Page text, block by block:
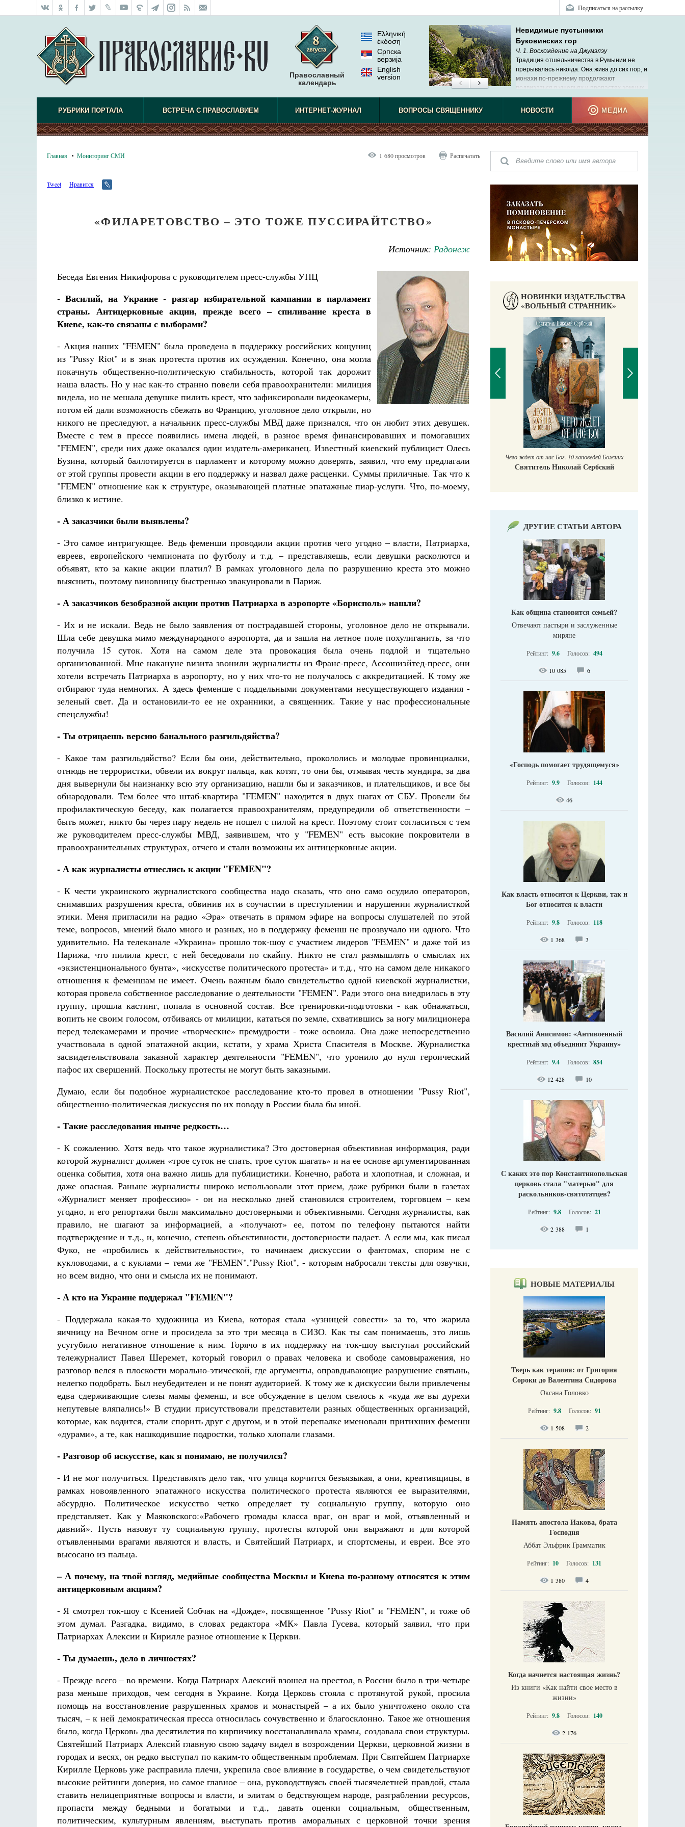
Подписаться на рассылку
Православный
календарь
Ελληνική
έκδοση
Српска
верзиjа
English
version
Невидимые пустынники
Буковинских гор
Ч. 1. Восхождение на Джумэлэу
Традиция отшельничества в Румынии не
прерывалась никогда. Она жива до сих пор, и
монахи по-прежнему продолжают
подвизаться в ущельях и пропастях земных.
РУБРИКИ ПОРТАЛА ВСТРЕЧА С ПРАВОСЛАВИЕМ ИНТЕРНЕТ-ЖУРНАЛ ВОПРОСЫ СВЯЩЕННИКУ НОВОСТИ МЕДИА
Главная Мониторинг СМИ 1 680 просмотров Распечатать
Tweet Нравится
«ФИЛАРЕТОВСТВО – ЭТО ТОЖЕ ПУССИРАЙТСТВО»
Источник: Радонеж
Беседа Евгения Никифорова с руководителем пресс-службы УПЦ
- Василий, на Украине - разгар избирательной кампании в парламент
страны. Антицерковные акции, прежде всего – спиливание креста в
Киеве, как-то связаны с выборами?
- Акция наших "FEMEN" была проведена в поддержку российских кощуниц
из "Pussy Riot" и в знак протеста против их осуждения. Конечно, она могла
покачнуть общественно-политическую стабильность, которой так дорожит
наша власть. Но у нас как-то странно повели себя правоохранители: милиция
видела, но не мешала девушке пилить крест, что зафиксировали видеокамеры,
потом ей дали возможность сбежать во Францию, уголовное дело открыли, но
никого не преследуют, а начальник пресс-службы МВД даже признался, что он любит этих девушек.
Вместе с тем в прессе появились имена людей, в разное время финансировавших и помогавших
"FEMEN", среди них даже оказался один издатель-американец. Известный киевский публицист Олесь
Бузина, который баллотируется в парламент и которому можно доверять, заявил, что ему предлагали
от этой группы провести акции в его поддержку и назвал даже расценки. Суммы приличные. Так что к
"FEMEN" отношение как к структуре, оказывающей платные эпатажные пиар-услуги. Что, по-моему,
близко к истине.
- А заказчики были выявлены?
- Это самое интригующее. Ведь феменши проводили акции против чего угодно – власти, Патриарха,
евреев, европейского чемпионата по футболу и т.д. – представляешь, если девушки расколются и
объявят, кто за какие акции платил? В рамках уголовного дела по разрушению креста это можно
выяснить, поэтому виновницу быстренько эвакуировали в Париж.
- А заказчиков безобразной акции против Патриарха в аэропорте «Борисполь» нашли?
- Их и не искали. Ведь не было заявления от пострадавшей стороны, уголовное дело не открывали.
Шла себе девушка мимо международного аэропорта, да и зашла на летное поле похулиганить, за что
получила 15 суток. Хотя на самом деле эта провокация была очень подлой и тщательно
организованной. Мне накануне визита звонили журналисты из Франс-пресс, Ассошиэйтед-пресс, они
хотели встречать Патриарха в аэропорту, но у них что-то не получалось с аккредитацией. К тому же
отбирают туда немногих. А здесь феменше с поддельными документами несуществующего издания -
зеленый свет. Да и остановили-то ее не охранники, а священник. Такие у нас профессиональные
спецслужбы!
- Ты отрицаешь версию банального разгильдяйства?
- Какое там разгильдяйство? Если бы они, действительно, прокололись и молодые провинциалки,
отнюдь не террористки, обвели их вокруг пальца, как котят, то они бы, отмывая честь мундира, за два
дня вывернули бы наизнанку всю эту организацию, нашли бы и заказчиков, и плательщиков, и все бы
обнародовали. Тем более что штаб-квартира "FEMEN" находится в двух шагах от СБУ. Провели бы
профилактическую беседу, как полагается правоохранителям, предупредили об ответственности –
быть может, никто бы через пару недель не пошел с пилой на крест. Поэтому стоит согласиться с тем
же руководителем пресс-службы МВД, заявившем, что у "FEMEN" есть высокие покровители в
правоохранительных структурах, отчего и стали возможны их антицерковные акции.
- А как журналисты отнеслись к акции "FEMEN"?
- К чести украинского журналистского сообщества надо сказать, что оно само осудило операторов,
снимавших разрушения креста, обвинив их в соучастии в преступлении и нарушении журналисткой
этики. Меня пригласили на радио «Эра» отвечать в прямом эфире на вопросы слушателей по этой
теме, вопросов, мнений было много и разных, но в поддержку феменш не прозвучало ни одного. Что
удивительно. На телеканале «Украина» прошло ток-шоу с участием лидеров "FEMEN" и даже той из
Парижа, что пилила крест, с ней беседовали по скайпу. Никто не стал размышлять о смыслах их
«экзистенционального бунта», «искусстве политического протеста» и т.д., что на самом деле никакого
отношения к феменшам не имеет. Очень важным было свидетельство одной киевской журналистки,
которая провела собственное расследование о деятельности "FEMEN". Ради этого она внедрилась в эту
группу, прошла кастинг, попала в основной состав. Все тренировки-подготовки - как обнажаться,
вопить не своим голосом, отбиваясь от милиции, кататься по земле, схватившись за ногу милиционера
перед телекамерами и прочие «творческие» премудрости - тоже освоила. Она даже непосредственно
участвовала в одной эпатажной акции, кстати, у храма Христа Спасителя в Москве. Журналистка
засвидетельствовала заказной характер деятельности "FEMEN", что уронило до нуля героический
пафос их свершений. Поскольку протесты не могут быть заказными.
Думаю, если бы подобное журналистское расследование кто-то провел в отношении "Pussy Riot",
общественно-политическая дискуссия по их поводу в России была бы иной.
- Такие расследования нынче редкость…
- К сожалению. Хотя ведь что такое журналистика? Это достоверная объективная информация, ради
которой журналист должен «трое суток не спать, трое суток шагать» и на ее основе аргументированная
оценка события, хотя она важно лишь для публицистики. Конечно, работа и хлопотная, и сложная, и
даже опасная. Раньше журналисты широко использовали этот прием, даже рубрики были в газетах
«Журналист меняет профессию» - он на несколько дней становился строителем, торговцем – кем
угодно, и его репортажи были максимально достоверными и объективными. Сегодня журналисты, как
правило, не шагают за информацией, а «получают» ее, потом по телефону пытаются найти
подтверждение и т.д., и, конечно, степень объективности, достоверности падает. А если мы, как писал
Фуко, не «пробились к действительности», то начинаем дискуссии о фантомах, спорим не с
кукловодами, а с куклами – теми же "FEMEN","Pussy Riot", - которым набросали тексты для озвучки,
но всем видно, что они и смысла их не понимают.
- А кто на Украине поддержал "FEMEN"?
- Поддержала какая-то художница из Киева, которая стала «узницей совести» за то, что жарила
яичницу на Вечном огне и просидела за это три месяца в СИЗО. Как ты сам понимаешь, это лишь
усугубило негативное отношение к ним. Горячо в их поддержку на ток-шоу выступал российский
тележурналист Павел Шеремет, который говорил о правах человека и свободе самовыражения, но
разговор велся в плоскости морально-этической, где аргументы, оправдывающие разрушение святынь,
нелегко подобрать. Был неубедителен и не понят аудиторией. К тому же к дискуссии были привлечены
едва сдерживающие слезы мамы феменш, и все обсуждение в целом свелось к «куда же вы дурехи
непутевые вляпались!» В студии присутствовали представители разных общественных организаций,
которые, как водится, стали спорить друг с другом, и в этой перепалке именовали притихших феменш
«дурами», а те, как нашкодившие подростки, только хлопали глазами.
- Разговор об искусстве, как я понимаю, не получился?
- И не мог получиться. Представлять дело так, что улица корчится безъязыкая, а они, креативщицы, в
рамках новоявленного эпатажного искусства политического протеста являются ее выразителями,
абсурдно. Политическое искусство четко определяет ту социальную группу, которую оно
представляет. Как у Маяковского:«Рабочего громады класса враг, он враг и мой, отъявленный и
давний». Пусть назовут ту социальную группу, протесты которой они выражают и для которой
отъявленными врагами являются и власть, и Святейший Патриарх, и спортсмены, и евреи. Все это
высосано из пальца.
– А почему, на твой взгляд, медийные сообщества Москвы и Киева по-разному относятся к этим
антицерковным акциям?
- Я смотрел ток-шоу с Ксенией Собчак на «Дожде», посвященное "Pussy Riot" и "FEMEN", и тоже об
этом думал. Разгадка, видимо, в словах редактора «МК» Павла Гусева, который заявил, что при
Патриархах Алексии и Кирилле разное отношение к Церкви.
- Ты думаешь, дело в личностях?
- Прежде всего – во времени. Когда Патриарх Алексий взошел на престол, в России было в три-четыре
раза меньше приходов, чем сегодня в Украине. Когда Церковь стояла с протянутой рукой, просила
помощь на восстановление разрушенных храмов и монастырей – а их было уничтожено около ста
тысяч, – к ней демократическая пресса относилась сочувственно и благосклонно. Такое же отношения
было, когда Церковь два десятилетия по кирпичику восстанавливала храмы, создавала свои структуры.
Святейший Патриарх Алексий главную свою задачу видел в возрождении Церкви, церковной жизни в
городах и весях, он редко выступал по каким-то общественным проблемам. При Святейшем Патриархе
Кирилле Церковь уже расправила плечи, укрепила свое влияние в государстве, о чем свидетельствуют
высокие рейтинги доверия, но самое главное – она, руководствуясь своей тысячелетней правдой, стала
ставить нелицеприятные вопросы и власти, и элитам о бедствующем народе, разграблении ресурсов,
пропасти между бедными и богатыми и т.д., давать оценки социальным, общественным,
политическим, культурным явлениям, выступать против аморальных с церковной точки зрения
НОВИНКИ ИЗДАТЕЛЬСТВА
«ВОЛЬНЫЙ СТРАННИК»
Разлуки не будет
Фредерика де Грааф
Кирилл Мурышев
Великомученик Георгий Победоносец. Научись у
святого
Роман Котов
Чего ждет от нас Бог. 10 заповедей Божиих
Святитель Николай Сербский
ДРУГИЕ СТАТЬИ АВТОРА
Как община становится семьей?
Отвечают пастыри и заслуженные
миряне
Рейтинг: 9.6 Голосов: 494
10 085 6
«Господь помогает трудящемуся»
Рейтинг: 9.9 Голосов: 144
46
Как власть относится к Церкви, так и
Бог относится к власти
Рейтинг: 9.8 Голосов: 118
1 368 3
Василий Анисимов: «Антивоенный
крестный ход объединит Украину»
Рейтинг: 9.4 Голосов: 854
12 428 10
С каких это пор Константинопольская
церковь стала "матерью" для
раскольников-святотатцев?
Рейтинг: 9.8 Голосов: 21
2 388 1
НОВЫЕ МАТЕРИАЛЫ
Тверь как терапия: от Григория
Сороки до Валентина Сидорова
Оксана Головко
Рейтинг: 9.8 Голосов: 91
1 508 2
Память апостола Иакова, брата
Господня
Аббат Эльфрик Грамматик
Рейтинг: 10 Голосов: 131
1 380 4
Когда начнется настоящая жизнь?
Из книги «Как найти свое место в
жизни​»
Рейтинг: 9.8 Голосов: 140
2 176